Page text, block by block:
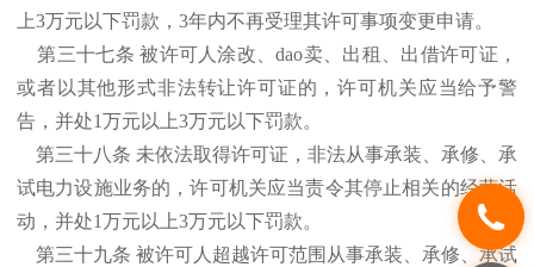
上3万元以下罚款，3年内不再受理其许可事项变更申请。
第三十七条 被许可人涂改、dao卖、出租、出借许可证，
或者以其他形式非法转让许可证的，许可机关应当给予警
告，并处1万元以上3万元以下罚款。
第三十八条 未依法取得许可证，非法从事承装、承修、承
试电力设施业务的，许可机关应当责令其停止相关的经营活
动，并处1万元以上3万元以下罚款。
第三十九条 被许可人超越许可范围从事承装、承修、承试